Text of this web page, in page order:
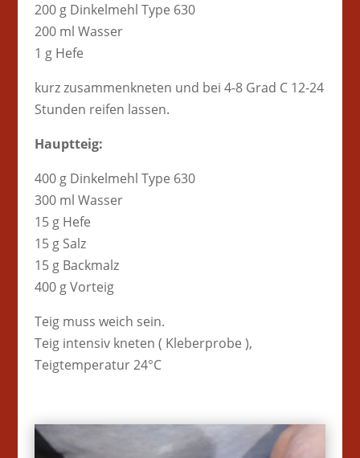
200 g Dinkelmehl Type 630
200 ml Wasser
1 g Hefe
kurz zusammenkneten und bei 4-8 Grad C 12-24
Stunden reifen lassen.
Hauptteig:
400 g Dinkelmehl Type 630
300 ml Wasser
15 g Hefe
15 g Salz
15 g Backmalz
400 g Vorteig
Teig muss weich sein.
Teig intensiv kneten ( Kleberprobe ),
Teigtemperatur 24°C